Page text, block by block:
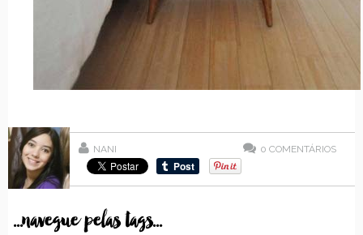
NANI 0 COMENTÁRIOS
...navegue pelas tags...